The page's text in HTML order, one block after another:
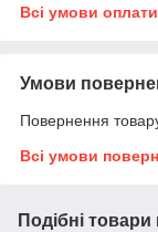
Всі умови оплати
Умови
Повернення
Всі умови
Подібні товари